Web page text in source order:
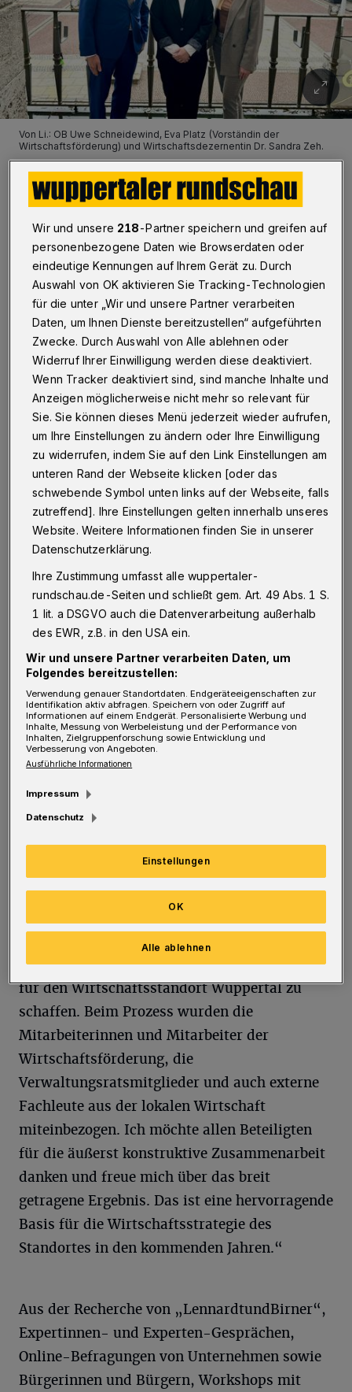
Von Li.: OB Uwe Schneidewind, Eva Platz (Vorständin der
Wirtschaftsförderung) und Wirtschaftsdezernentin Dr. Sandra Zeh.
Foto: Simone Bahrmann
V on Juli 2023 bis Juni 2024 hat die
Wirtschaftsförderung Wuppertal unter
Leitung des Beratungsbüros
„LennardtundBirner – Beratung für
Wirtschaftsförderung“ einen umfassenden
Strategieentwicklungsprozess durchgeführt.
Eingebunden waren der Verwaltungsrat der
Wirtschaftsförderung, die Unternehmen des
Wirtschaftsstandorts sowie weitere
Vertreterinnen und Vertreter lokaler
Institutionen. Im Laufe des Prozesses wurde
Eva Platz als neue Vorständin der
Wirtschaftsförderung gewonnen und brachte
sich in die endgültige Strategiedefinition mit
ihren Erfahrungen ein.
Aufbauend auf den umfassenden Analysen,
den Befragungen und den Erfahrungen von
„LennardtundBirner“, liegt jetzt die Strategie
für die Wirtschaftsförderung vor. Sie wurde
im September 2024 vom Verwaltungsrat
einstimmig beschlossen.
Oberbürgermeister Uwe Schneidewind: „Unser
Ziel war es, auf einer faktenbasierten
Grundlage und in einem strukturierten
Prozess die Wirtschaftsförderung als
Leistungseinheit inhaltlich neu auszurichten,
um Unternehmen angesichts gewandelter
Herausforderungen die bestmögliche
Unterstützung zu sichern und einen Mehrwert
für den Wirtschaftsstandort Wuppertal zu
schaffen. Beim Prozess wurden die
Mitarbeiterinnen und Mitarbeiter der
Wirtschaftsförderung, die
Verwaltungsratsmitglieder und auch externe
Fachleute aus der lokalen Wirtschaft
miteinbezogen. Ich möchte allen Beteiligten
für die äußerst konstruktive Zusammenarbeit
danken und freue mich über das breit
getragene Ergebnis. Das ist eine hervorragende
Basis für die Wirtschaftsstrategie des
Standortes in den kommenden Jahren.“
Aus der Recherche von „LennardtundBirner“,
Expertinnen- und Experten-Gesprächen,
Online-Befragungen von Unternehmen sowie
Bürgerinnen und Bürgern, Workshops mit
Wir und unsere 218-Partner speichern und greifen auf
personenbezogene Daten wie Browserdaten oder
eindeutige Kennungen auf Ihrem Gerät zu. Durch
Auswahl von OK aktivieren Sie Tracking-Technologien
für die unter „Wir und unsere Partner verarbeiten
Daten, um Ihnen Dienste bereitzustellen“ aufgeführten
Zwecke. Durch Auswahl von Alle ablehnen oder
Widerruf Ihrer Einwilligung werden diese deaktiviert.
Wenn Tracker deaktiviert sind, sind manche Inhalte und
Anzeigen möglicherweise nicht mehr so relevant für
Sie. Sie können dieses Menü jederzeit wieder aufrufen,
um Ihre Einstellungen zu ändern oder Ihre Einwilligung
zu widerrufen, indem Sie auf den Link Einstellungen am
unteren Rand der Webseite klicken [oder das
schwebende Symbol unten links auf der Webseite, falls
zutreffend]. Ihre Einstellungen gelten innerhalb unseres
Website. Weitere Informationen finden Sie in unserer
Datenschutzerklärung.
Ihre Zustimmung umfasst alle wuppertaler-
rundschau.de-Seiten und schließt gem. Art. 49 Abs. 1 S.
1 lit. a DSGVO auch die Datenverarbeitung außerhalb
des EWR, z.B. in den USA ein.
Wir und unsere Partner verarbeiten Daten, um
Folgendes bereitzustellen:
Verwendung genauer Standortdaten. Endgeräteeigenschaften zur
Identifikation aktiv abfragen. Speichern von oder Zugriff auf
Informationen auf einem Endgerät. Personalisierte Werbung und
Inhalte, Messung von Werbeleistung und der Performance von
Inhalten, Zielgruppenforschung sowie Entwicklung und
Verbesserung von Angeboten.
Ausführliche Informationen
Impressum
Datenschutz
Einstellungen
Alle ablehnen
OK